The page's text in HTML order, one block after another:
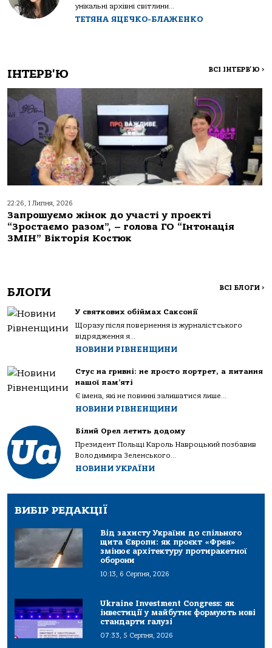
унікальні архівні світлини...
ТЕТЯНА ЯЦЕЧКО-БЛАЖЕНКО
ІНТЕРВ'Ю ВСІ ІНТЕРВ'Ю >
22:26, 1 Липня, 2026
Запрошуємо жінок до участі у проєкті
“Зростаємо разом”, – голова ГО “Інтонація
ЗМІН” Вікторія Костюк
БЛОГИ ВСІ БЛОГИ >
У святкових обіймах Саксонії
Щоразу після повернення із журналістського
відрядження я...
НОВИНИ РІВНЕНЩИНИ
Стус на гривні: не просто портрет, а питання
нашої пам’яті
Є імена, які не повинні залишатися лише...
НОВИНИ РІВНЕНЩИНИ
Білий Орел летить додому
Президент Польщі Кароль Навроцький позбавив
Володимира Зеленського...
НОВИНИ УКРАЇНИ
ВИБІР РЕДАКЦІЇ
Від захисту України до спільного
щита Європи: як проєкт «Фрея»
змінює архітектуру протиракетної
оборони
10:13, 6 Серпня, 2026
Ukraine Investment Congress: як
інвестиції у майбутнє формують нові
стандарти галузі
07:33, 5 Серпня, 2026